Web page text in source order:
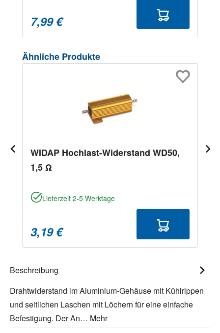
7,99 €
Produktgalerie überspringen
Ähnliche Produkte
WIDAP Hochlast-Widerstand WD50,
1,5 Ω
Lieferzeit 2-5 Werktage
3,19 €
Beschreibung
Drahtwiderstand im Aluminium-Gehäuse mit Kühlrippen
und seitlichen Laschen mit Löchern für eine einfache
Befestigung. Der An… Mehr